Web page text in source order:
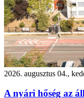
2026. augusztus 04.,
A nyári hőség az